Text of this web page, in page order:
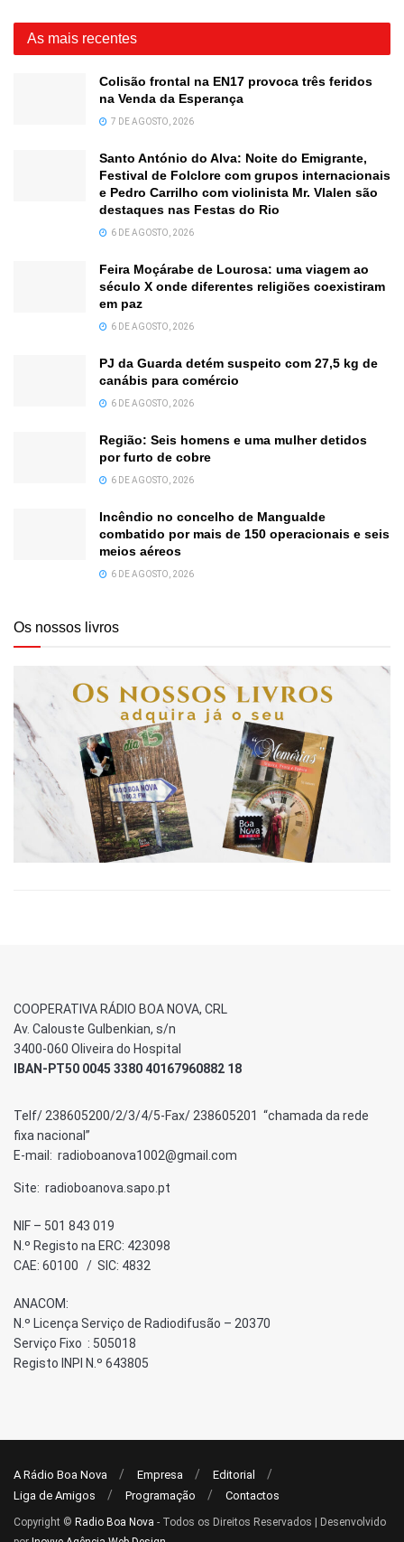
As mais recentes
Colisão frontal na EN17 provoca três feridos
na Venda da Esperança
7 DE AGOSTO, 2026
Santo António do Alva: Noite do Emigrante,
Festival de Folclore com grupos internacionais
e Pedro Carrilho com violinista Mr. Vlalen são
destaques nas Festas do Rio
6 DE AGOSTO, 2026
Feira Moçárabe de Lourosa: uma viagem ao
século X onde diferentes religiões coexistiram
em paz
6 DE AGOSTO, 2026
PJ da Guarda detém suspeito com 27,5 kg de
canábis para comércio
6 DE AGOSTO, 2026
Região: Seis homens e uma mulher detidos
por furto de cobre
6 DE AGOSTO, 2026
Incêndio no concelho de Mangualde
combatido por mais de 150 operacionais e seis
meios aéreos
6 DE AGOSTO, 2026
Os nossos livros
COOPERATIVA RÁDIO BOA NOVA, CRL
Av. Calouste Gulbenkian, s/n
3400-060 Oliveira do Hospital
IBAN-PT50 0045 3380 40167960882 18
Telf/ 238605200/2/3/4/5-Fax/ 238605201 “chamada da rede
fixa nacional”
E-mail: radioboanova1002@gmail.com
Site: radioboanova.sapo.pt
NIF – 501 843 019
N.º Registo na ERC: 423098
CAE: 60100 / SIC: 4832
ANACOM:
N.º Licença Serviço de Radiodifusão – 20370
Serviço Fixo : 505018
Registo INPI N.º 643805
A Rádio Boa Nova Empresa
Editorial
Liga de Amigos
Programação Contactos
Copyright © Radio Boa Nova - Todos os Direitos Reservados | Desenvolvido